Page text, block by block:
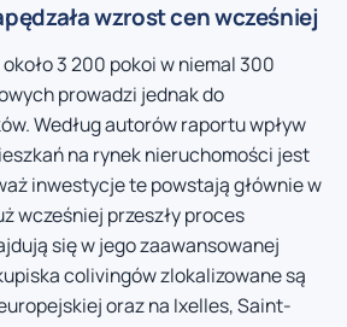
wzrost cen wcześniej
3 200 pokoi w niemal 300
prowadzi jednak do
Według autorów raportu wpływ
na rynek nieruchomości jest
inwestycje te powstają głównie w
wcześniej przeszły proces
się w jego zaawansowanej
colivingów zlokalizowane są
oraz na Ixelles, Saint-